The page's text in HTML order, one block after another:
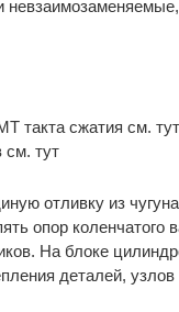
такта сжатия см. тут
см. тут
отливку из
опор коленчатого
На блоке
деталей, узлов